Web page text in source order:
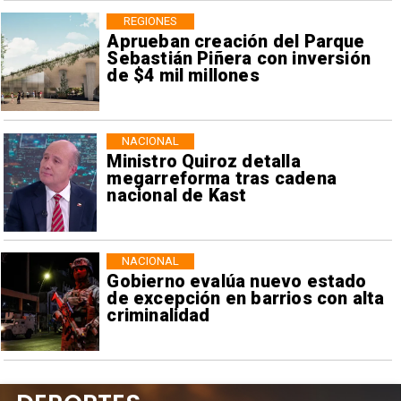
Aprueban creación del Parque
Sebastián Piñera con inversión
de $4 mil millones
REGIONES
Ministro Quiroz detalla
megarreforma tras cadena
nacional de Kast
NACIONAL
Gobierno evalúa nuevo estado
de excepción en barrios con alta
criminalidad
NACIONAL